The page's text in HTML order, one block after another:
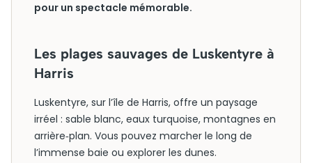
pour un spectacle mémorable.
Les plages sauvages de Luskentyre à
Harris
Luskentyre, sur l’île de Harris, offre un paysage
irréel : sable blanc, eaux turquoise, montagnes en
arrière‑plan. Vous pouvez marcher le long de
l’immense baie ou explorer les dunes.